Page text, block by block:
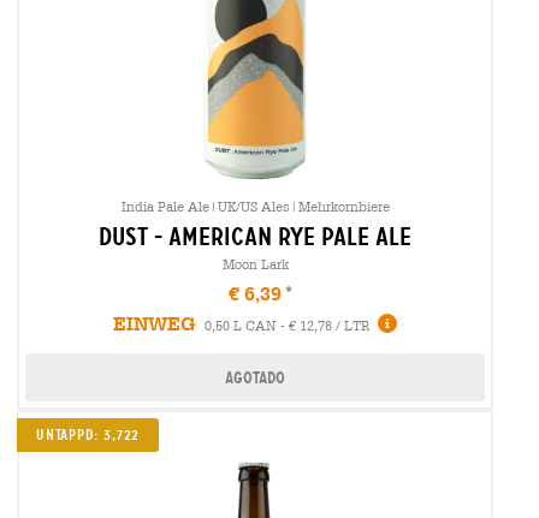
India Pale Ale|UK/US Ales|Mehrkornbiere
dust - american rye pale ale
Moon Lark
€ 6,39
EINWEG
0,50 L CAN - € 12,78 / LTR
Agotado
Untappd: 3,722